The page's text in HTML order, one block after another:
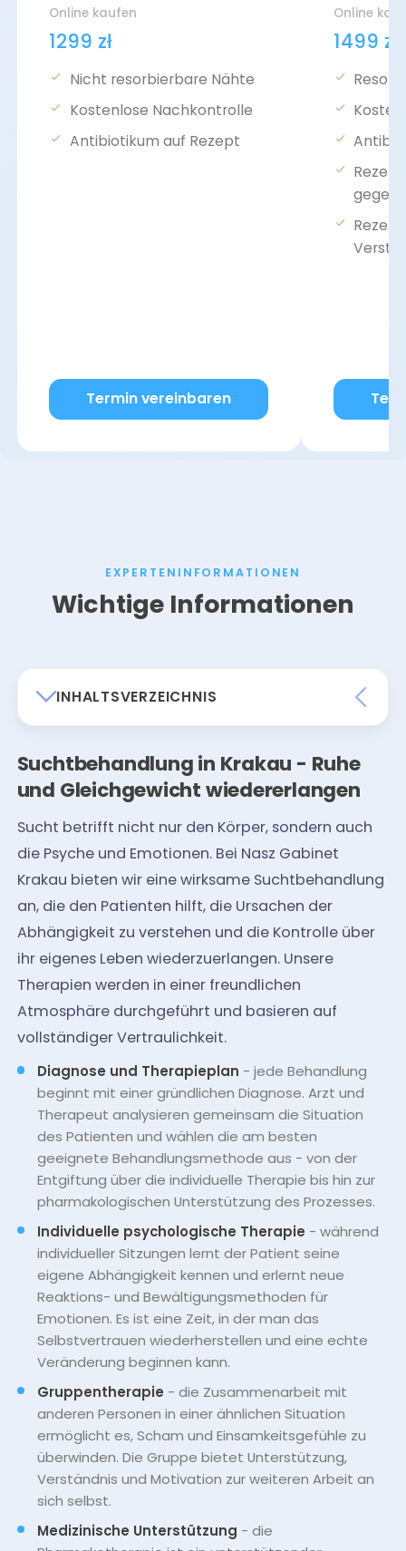
Online kaufen
1299 zł
Nicht resorbierbare Nähte
Kostenlose Nachkontrolle
Antibiotikum auf Rezept
Termin vereinbaren
Online
1499 zł
gegen
EXPERTENINFORMATIONEN
Wichtige Informationen
INHALTSVERZEICHNIS
Suchtbehandlung in Krakau - Ruhe
und Gleichgewicht wiedererlangen
Sucht betrifft nicht nur den Körper, sondern auch
die Psyche und Emotionen. Bei Nasz Gabinet
Krakau bieten wir eine wirksame Suchtbehandlung
an, die den Patienten hilft, die Ursachen der
Abhängigkeit zu verstehen und die Kontrolle über
ihr eigenes Leben wiederzuerlangen. Unsere
Therapien werden in einer freundlichen
Atmosphäre durchgeführt und basieren auf
vollständiger Vertraulichkeit.
Diagnose und Therapieplan - jede Behandlung
beginnt mit einer gründlichen Diagnose. Arzt und
Therapeut analysieren gemeinsam die Situation
des Patienten und wählen die am besten
geeignete Behandlungsmethode aus - von der
Entgiftung über die individuelle Therapie bis hin zur
pharmakologischen Unterstützung des Prozesses.
Individuelle psychologische Therapie - während
individueller Sitzungen lernt der Patient seine
eigene Abhängigkeit kennen und erlernt neue
Reaktions- und Bewältigungsmethoden für
Emotionen. Es ist eine Zeit, in der man das
Selbstvertrauen wiederherstellen und eine echte
Veränderung beginnen kann.
Gruppentherapie - die Zusammenarbeit mit
anderen Personen in einer ähnlichen Situation
ermöglicht es, Scham und Einsamkeitsgefühle zu
überwinden. Die Gruppe bietet Unterstützung,
Verständnis und Motivation zur weiteren Arbeit an
sich selbst.
Medizinische Unterstützung - die